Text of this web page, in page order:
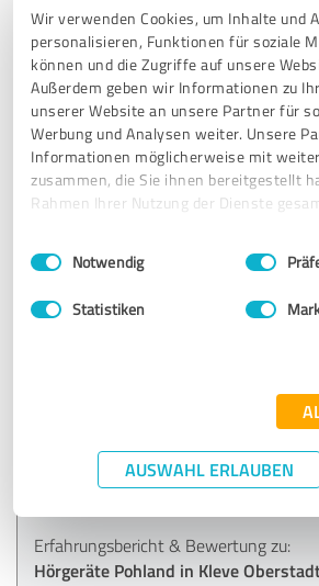
Wir verwenden Cookies, um Inhalte und
personalisieren, Funktionen für soziale
können und die Zugriffe auf unsere
Außerdem geben wir Informationen zu
unserer Website an unsere Partner für
Werbung und Analysen weiter. Unsere
Informationen möglicherweise mit
zusammen, die Sie ihnen bereitgestellt
Rahmen Ihrer Nutzung der Dienste
Impressum Datenschutzbestimmungen
Einwilligungsauswahl
Notwendig
Statistiken
AUSWAHL ERLAUBEN
5,00 von 5
SEHR GUT
Fachberatung ist noch besser
Erfahrungsbericht & Bewertung zu:
Erfahrungsbericht & Bewertung zu:
Hörgeräte Pohland in Kleve